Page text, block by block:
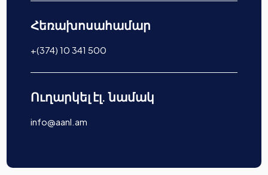
Հեռախոսահամար
+(374) 10 341 500
Ուղարկել էլ. նամակ
info@aanl.am